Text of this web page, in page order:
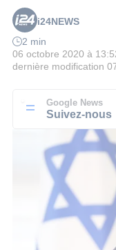
i24NEWS
2 min
06 octobre 2020 à
dernière modification
Google News
Suivez-nous